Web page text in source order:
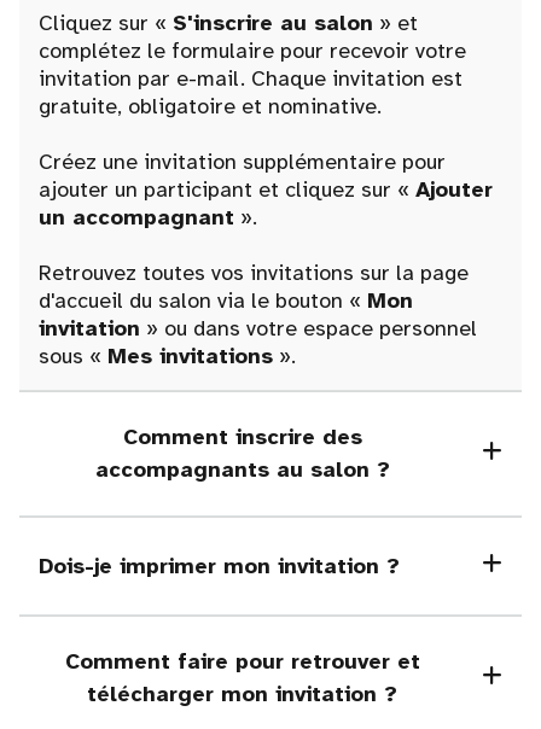
Cliquez sur « S'inscrire au salon » et
complétez le formulaire pour recevoir votre
invitation par e-mail. Chaque invitation est
gratuite, obligatoire et nominative.
Créez une invitation supplémentaire pour
ajouter un participant et cliquez sur « Ajouter
un accompagnant ».
Retrouvez toutes vos invitations sur la page
d'accueil du salon via le bouton « Mon
invitation » ou dans votre espace personnel
sous « Mes invitations ».
Comment inscrire des
accompagnants au salon ?
Dois-je imprimer mon invitation ?
Comment faire pour retrouver et
télécharger mon invitation ?